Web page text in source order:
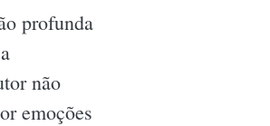
profunda
não
emoções